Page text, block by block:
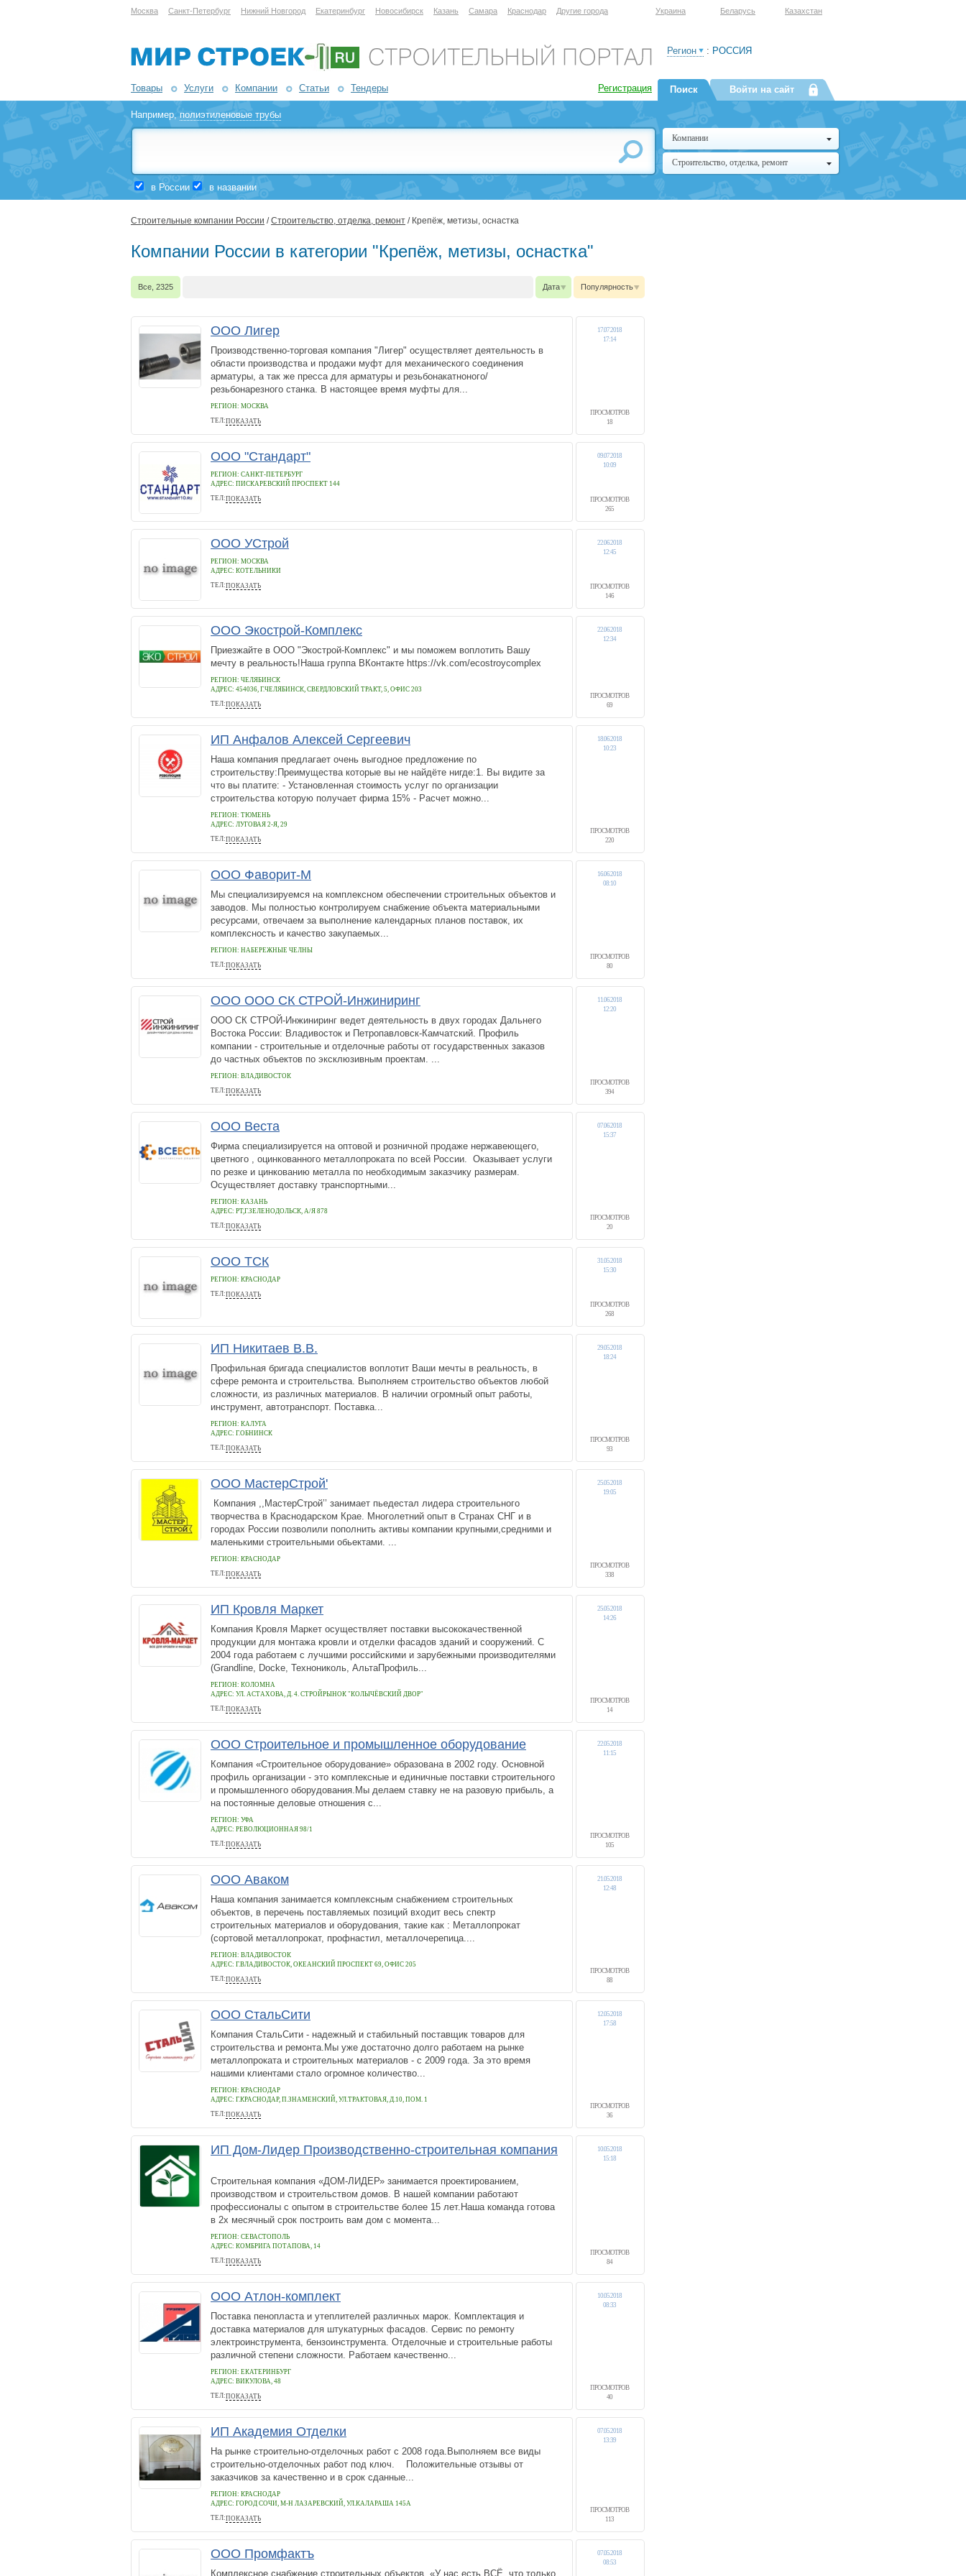
Москва Санкт-Петербург Нижний Новгород Екатеринбург Новосибирск Казань Самара Краснодар Другие города Украина Беларусь Казахстан
Товары Услуги Компании Статьи Тендеры Регистрация
Регион : РОССИЯ
Например,полиэтиленовые трубы
в России в названии
Поиск Войти на сайт
Компании
Строительство, отделка, ремонт
Строительные компании России /Строительство, отделка, ремонт / Крепёж, метизы, оснастка
Компании России в категории "Крепёж, метизы, оснастка"
Все, 2325 Дата Популярность
ООО Лигер
Производственно-торговая компания "Лигер" осуществляет деятельность в
области производства и продажи муфт для механического соединения
арматуры, а так же пресса для арматуры и резьбонакатноного/
резьбонарезного станка. В настоящее время муфты для...
РЕГИОН: МОСКВА
ТЕЛ:ПОКАЗАТЬ
+7 (495) 222-06-86
ПРОСМОТРОВ
18
17.07.2018
17:14
ООО "Стандарт"
РЕГИОН: САНКТ-ПЕТЕРБУРГ
АДРЕС: ПИСКАРЕВСКИЙ ПРОСПЕКТ 144
ТЕЛ:ПОКАЗАТЬ
88003015044
ПРОСМОТРОВ
265
09.07.2018
10:09
ООО УСтрой
РЕГИОН: МОСКВА
АДРЕС: КОТЕЛЬНИКИ
ТЕЛ:ПОКАЗАТЬ
8-968-979-05-00
ПРОСМОТРОВ
146
22.06.2018
12:45
ООО Экострой-Комплекс
Приезжайте в ООО "Экострой-Комплекс" и мы поможем воплотить Вашу
мечту в реальность!Наша группа ВКонтакте https://vk.com/ecostroycomplex
РЕГИОН: ЧЕЛЯБИНСК
АДРЕС: 454036, Г.ЧЕЛЯБИНСК, СВЕРДЛОВСКИЙ ТРАКТ, 5, ОФИС 203
ТЕЛ:ПОКАЗАТЬ
+7(351)216-33-94, 8-912-306-08-90
ПРОСМОТРОВ
69
22.06.2018
12:34
ИП Анфалов Алексей Сергеевич
Наша компания предлагает очень выгодное предложение по
строительству:Преимущества которые вы не найдёте нигде:1. Вы видите за
что вы платите: - Установленная стоимость услуг по организации
строительства которую получает фирма 15% - Расчет можно...
РЕГИОН: ТЮМЕНЬ
АДРЕС: ЛУГОВАЯ 2-Я, 29
ТЕЛ:ПОКАЗАТЬ
89923001191, 955-119
ПРОСМОТРОВ
220
18.06.2018
10:23
ООО Фаворит-М
Мы специализируемся на комплексном обеспечении строительных объектов и
заводов. Мы полностью контролируем снабжение объекта материальными
ресурсами, отвечаем за выполнение календарных планов поставок, их
комплексность и качество закупаемых...
РЕГИОН: НАБЕРЕЖНЫЕ ЧЕЛНЫ
ТЕЛ:ПОКАЗАТЬ
+7 (8552) 75-05-86
ПРОСМОТРОВ
80
16.06.2018
08:10
ООО ООО СК СТРОЙ-Инжиниринг
ООО СК СТРОЙ-Инжиниринг ведет деятельность в двух городах Дальнего
Востока России: Владивосток и Петропавловск-Камчатский. Профиль
компании - строительные и отделочные работы от государственных заказов
до частных объектов по эксклюзивным проектам. ...
РЕГИОН: ВЛАДИВОСТОК
ТЕЛ:ПОКАЗАТЬ
+7 (423) 290-2552
ПРОСМОТРОВ
394
11.06.2018
12:20
ООО Веста
Фирма специализируется на оптовой и розничной продаже нержавеющего,
цветного , оцинкованного металлопроката по всей России. Оказывает услуги
по резке и цинкованию металла по необходимым заказчику размерам.
Осуществляет доставку транспортными...
РЕГИОН: КАЗАНЬ
АДРЕС: РТ,Г.ЗЕЛЕНОДОЛЬСК, А/Я 878
ТЕЛ:ПОКАЗАТЬ
8(843)248-23-32
ПРОСМОТРОВ
20
07.06.2018
15:37
ООО ТСК
РЕГИОН: КРАСНОДАР
ТЕЛ:ПОКАЗАТЬ
(928) 881-11-13
ПРОСМОТРОВ
268
31.05.2018
15:30
ИП Никитаев В.В.
Профильная бригада специалистов воплотит Ваши мечты в реальность, в
сфере ремонта и строительства. Выполняем строительство объектов любой
сложности, из различных материалов. В наличии огромный опыт работы,
инструмент, автотранспорт. Поставка...
РЕГИОН: КАЛУГА
АДРЕС: Г.ОБНИНСК
ТЕЛ:ПОКАЗАТЬ
+79108684082
ПРОСМОТРОВ
93
29.05.2018
18:24
ООО МастерСтрой'
Компания ,,МастерСтрой’’ занимает пьедестал лидера строительного
творчества в Краснодарском Крае. Многолетний опыт в Странах СНГ и в
городах России позволили пополнить активы компании крупными,средними и
маленькими строительными обьектами. ...
РЕГИОН: КРАСНОДАР
ТЕЛ:ПОКАЗАТЬ
+7 (918) 638-61-77
ПРОСМОТРОВ
338
25.05.2018
19:05
ИП Кровля Маркет
Компания Кровля Маркет осуществляет поставки высококачественной
продукции для монтажа кровли и отделки фасадов зданий и сооружений. С
2004 года работаем с лучшими российскими и зарубежными производителями
(Grandline, Docke, Технониколь, АльтаПрофиль...
РЕГИОН: КОЛОМНА
АДРЕС: УЛ. АСТАХОВА, Д. 4. СТРОЙРЫНОК "КОЛЫЧЁВСКИЙ ДВОР"
ТЕЛ:ПОКАЗАТЬ
+7 916 969-88-03
ПРОСМОТРОВ
14
25.05.2018
14:26
ООО Строительное и промышленное оборудование
Компания «Строительное оборудование» образована в 2002 году. Основной
профиль организации - это комплексные и единичные поставки строительного
и промышленного оборудования.Мы делаем ставку не на разовую прибыль, а
на постоянные деловые отношения с...
РЕГИОН: УФА
АДРЕС: РЕВОЛЮЦИОННАЯ 98/1
ТЕЛ:ПОКАЗАТЬ
89872449778
ПРОСМОТРОВ
105
22.05.2018
11:15
ООО Аваком
Наша компания занимается комплексным снабжением строительных
объектов, в перечень поставляемых позиций входит весь спектр
строительных материалов и оборудования, такие как : Металлопрокат
(сортовой металлопрокат, профнастил, металлочерепица....
РЕГИОН: ВЛАДИВОСТОК
АДРЕС: Г.ВЛАДИВОСТОК, ОКЕАНСКИЙ ПРОСПЕКТ 69, ОФИС 205
ТЕЛ:ПОКАЗАТЬ
+79147918576
ПРОСМОТРОВ
88
21.05.2018
12:48
ООО СтальСити
Компания СтальСити - надежный и стабильный поставщик товаров для
строительства и ремонта.Мы уже достаточно долго работаем на рынке
металлопроката и строительных материалов - с 2009 года. За это время
нашими клиентами стало огромное количество...
РЕГИОН: КРАСНОДАР
АДРЕС: Г.КРАСНОДАР, П.ЗНАМЕНСКИЙ, УЛ.ТРАКТОВАЯ, Д.10, ПОМ. 1
ТЕЛ:ПОКАЗАТЬ
+7 (961) 852-84-48
ПРОСМОТРОВ
36
12.05.2018
17:58
ИП Дом-Лидер Производственно-строительная компания
Строительная компания «ДОМ-ЛИДЕР» занимается проектированием,
производством и строительством домов. В нашей компании работают
профессионалы с опытом в строительстве более 15 лет.Наша команда готова
в 2х месячный срок построить вам дом с момента...
РЕГИОН: СЕВАСТОПОЛЬ
АДРЕС: КОМБРИГА ПОТАПОВА, 14
ТЕЛ:ПОКАЗАТЬ
+79780680668
ПРОСМОТРОВ
84
10.05.2018
15:18
ООО Атлон-комплект
Поставка пенопласта и утеплителей различных марок. Комплектация и
доставка материалов для штукатурных фасадов. Сервис по ремонту
электроинструмента, бензоинструмента. Отделочные и строительные работы
различной степени сложности. Работаем качественно...
РЕГИОН: ЕКАТЕРИНБУРГ
АДРЕС: ВИКУЛОВА, 48
ТЕЛ:ПОКАЗАТЬ
(343) 21-302-40, 242-85-96
ПРОСМОТРОВ
40
10.05.2018
08:33
ИП Академия Отделки
На рынке строительно-отделочных работ с 2008 года.Выполняем все виды
строительно-отделочных работ под ключ. Положительные отзывы от
заказчиков за качественно и в срок сданные...
РЕГИОН: КРАСНОДАР
АДРЕС: ГОРОД СОЧИ, М-Н ЛАЗАРЕВСКИЙ, УЛ.КАЛАРАША 145А
ТЕЛ:ПОКАЗАТЬ
89517901075
ПРОСМОТРОВ
113
07.05.2018
13:39
ООО Промфактъ
Комплексное снабжение строительных объектов. «У нас есть ВСЁ, что только
07.05.2018
08:53